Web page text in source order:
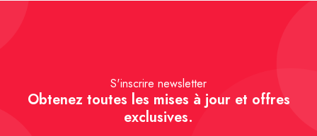
S'inscrire newsletter
Obtenez toutes les mises à jour et offres
exclusives.